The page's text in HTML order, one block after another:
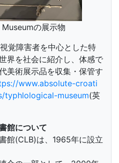
の展示物
覚障害者を中心とした特
界を社会に紹介し、体感で
美術展示品を収集・保管す
www.absolute-croati
typhlological-museum(英
館について
館(CLB)は、1965年に設立